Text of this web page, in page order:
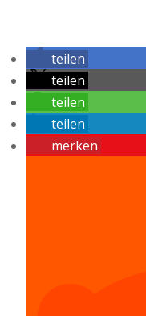
teilen
teilen
teilen
teilen
merken